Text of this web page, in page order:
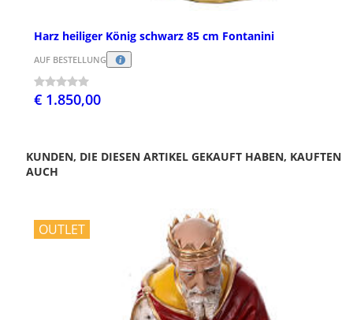
Harz heiliger König schwarz 85 cm Fontanini
AUF BESTELLUNG
€ 1.850,00
KUNDEN, DIE DIESEN ARTIKEL GEKAUFT HABEN, KAUFTEN
AUCH
OUTLET